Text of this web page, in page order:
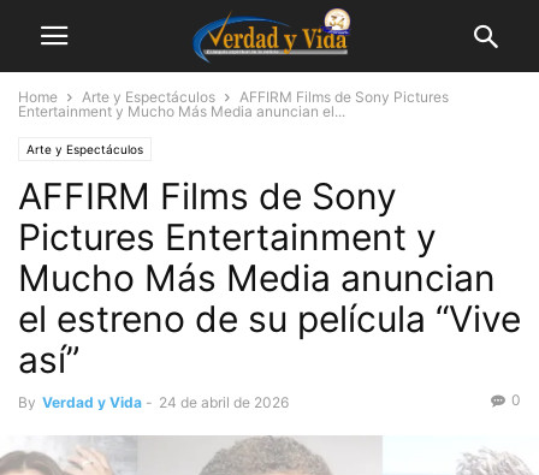
Home Arte y Espectáculos
AFFIRM Films de Sony Pictures
Entertainment y Mucho Más Media anuncian el...
Arte y Espectáculos
AFFIRM Films de Sony
Pictures Entertainment y
Mucho Más Media anuncian
el estreno de su película “Vive
así”
By Verdad y Vida - 24 de abril de 2026 0